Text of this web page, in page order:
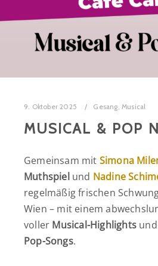
9. Oktober 2025 Gesang,Musical
MUSICAL & POP
Gemeinsam mit Simona
Muthspiel und Nadine
regelmäßig frischen
Wien – mit einem
voller Musical-Highlights und
Pop-Songs.